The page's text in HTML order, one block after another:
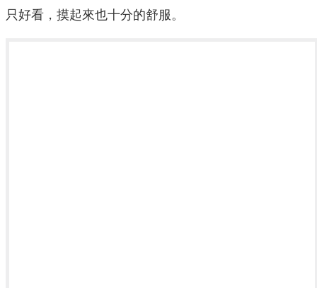
只好看，摸起來也十分的舒服。